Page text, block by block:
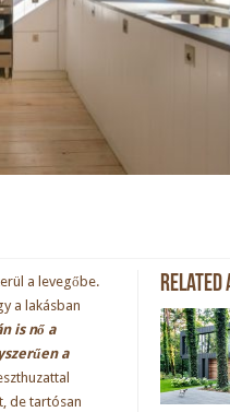
a levegőbe.
a lakásban
is nő a
a
de tartósan